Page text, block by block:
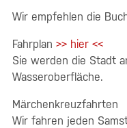
Wir empfehlen die
Fahrplan >> hier <<
Sie werden die Stadt
Wasseroberfläche.
Märchenkreuzfahrten
Wir fahren jeden